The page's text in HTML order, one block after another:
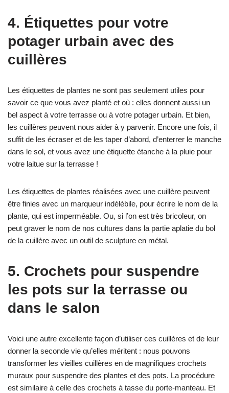
4. Étiquettes pour votre
potager urbain avec des
cuillères
Les étiquettes de plantes ne sont pas seulement utiles pour
savoir ce que vous avez planté et où : elles donnent aussi un
bel aspect à votre terrasse ou à votre potager urbain. Et bien,
les cuillères peuvent nous aider à y parvenir. Encore une fois, il
suffit de les écraser et de les taper d’abord, d’enterrer le manche
dans le sol, et vous avez une étiquette étanche à la pluie pour
votre laitue sur la terrasse !
Les étiquettes de plantes réalisées avec une cuillère peuvent
être finies avec un marqueur indélébile, pour écrire le nom de la
plante, qui est imperméable. Ou, si l’on est très bricoleur, on
peut graver le nom de nos cultures dans la partie aplatie du bol
de la cuillère avec un outil de sculpture en métal.
5. Crochets pour suspendre
les pots sur la terrasse ou
dans le salon
Voici une autre excellente façon d’utiliser ces cuillères et de leur
donner la seconde vie qu’elles méritent : nous pouvons
transformer les vieilles cuillères en de magnifiques crochets
muraux pour suspendre des plantes et des pots. La procédure
est similaire à celle des crochets à tasse du porte-manteau. Et